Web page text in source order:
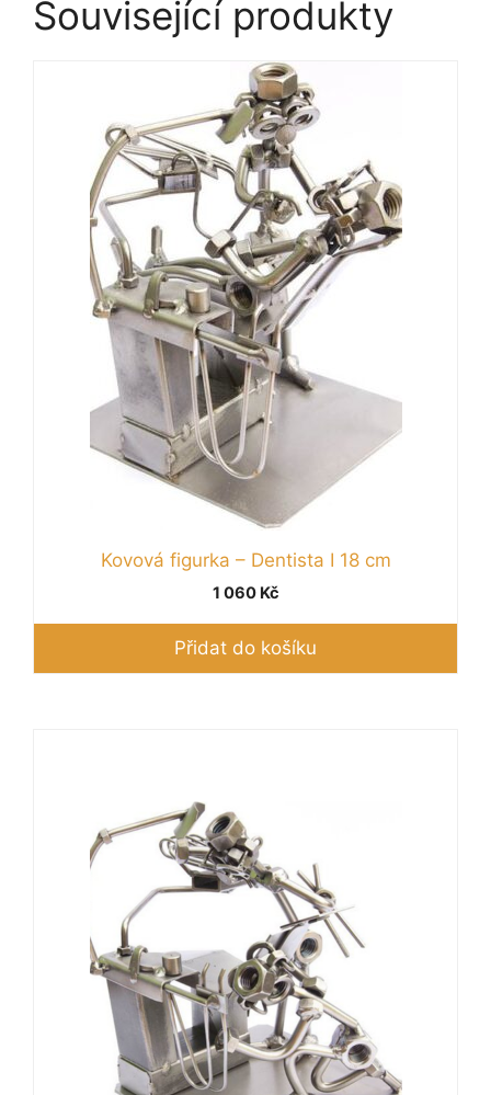
Související produkty
Kovová figurka – Dentista I 18 cm
1 060 Kč
Přidat do košíku